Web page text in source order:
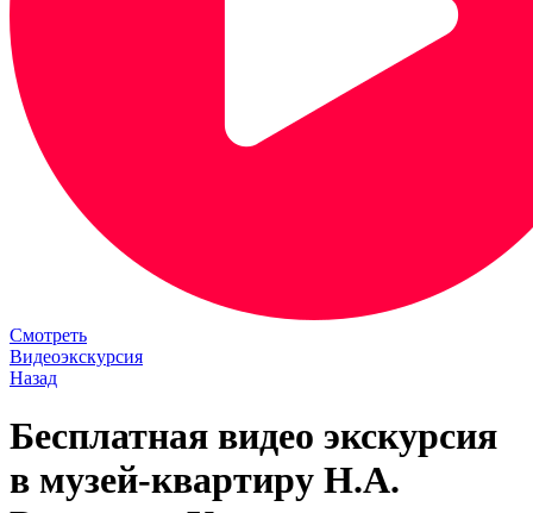
Смотреть
Видеоэкскурсия
Назад
Бесплатная видео экскурсия
в музей-квартиру Н.А.